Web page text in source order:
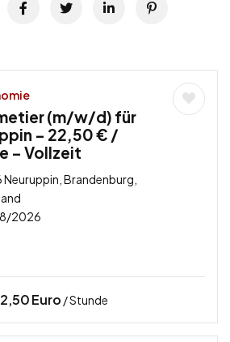
(m/w/d) für
– 22,50 € /
– Vollzeit
Neuruppin, Brandenburg,
2026
Euro / Stunde